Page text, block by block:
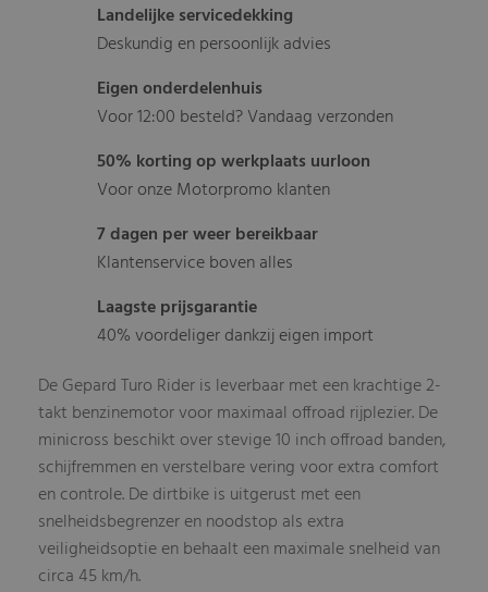
Landelijke servicedekking
Deskundig en persoonlijk advies
Eigen onderdelenhuis
Voor 12:00 besteld? Vandaag verzonden
50% korting op werkplaats uurloon
Voor onze Motorpromo klanten
7 dagen per weer bereikbaar
Klantenservice boven alles
Laagste prijsgarantie
40% voordeliger dankzij eigen import
De Gepard Turo Rider is leverbaar met een krachtige 2-
takt benzinemotor voor maximaal offroad rijplezier. De
minicross beschikt over stevige 10 inch offroad banden,
schijfremmen en verstelbare vering voor extra comfort
en controle. De dirtbike is uitgerust met een
snelheidsbegrenzer en noodstop als extra
veiligheidsoptie en behaalt een maximale snelheid van
circa 45 km/h.